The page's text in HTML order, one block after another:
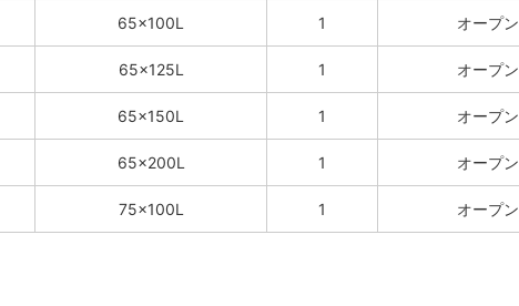
65×100L 1 オープン
65×125L 1 オープン
65×150L 1 オープン
65×200L 1 オープン
75×100L 1 オープン